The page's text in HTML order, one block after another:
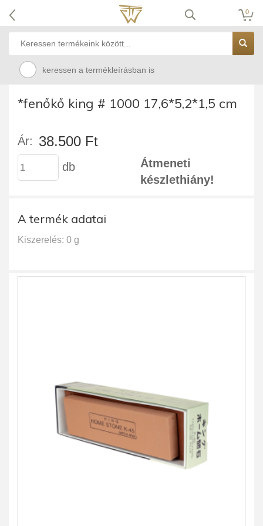
0
keressen a termékleírásban is
*fenőkő king # 1000 17,6*5,2*1,5 cm
Ár: 38.500 Ft
db
Átmeneti
készlethiány!
A termék adatai
Kiszerelés: 0 g